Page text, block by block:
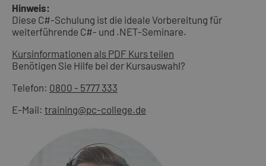
Hinweis:
Diese C#-Schulung ist die ideale Vorbereitung für
weiterführende C#- und .NET-Seminare.
Kursinformationen als PDF Kurs teilen
Benötigen Sie Hilfe bei der Kursauswahl?
Telefon: 0800 - 5777 333
E-Mail: training@pc-college.de